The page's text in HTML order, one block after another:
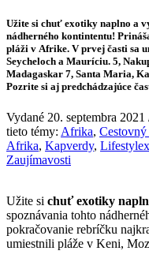
Užite si chuť exotiky naplno a
nádherného kontintentu!
pláži v Afrike. V prvej časti sa
Seycheloch a Mauríciu. 5,
Madagaskar 7, Santa Maria,
Pozrite si aj predchádzajúce
Vydané 20. septembra
tieto témy: Afrika, Cestovný
Afrika, Kapverdy, Lifestylex
Zaujímavosti
Užite si chuť exotiky
spoznávania tohto
pokračovanie rebríčku
umiestnili pláže v Keni,